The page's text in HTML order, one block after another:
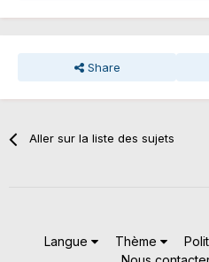
Share
Aller sur la liste des sujets
Langue Thème